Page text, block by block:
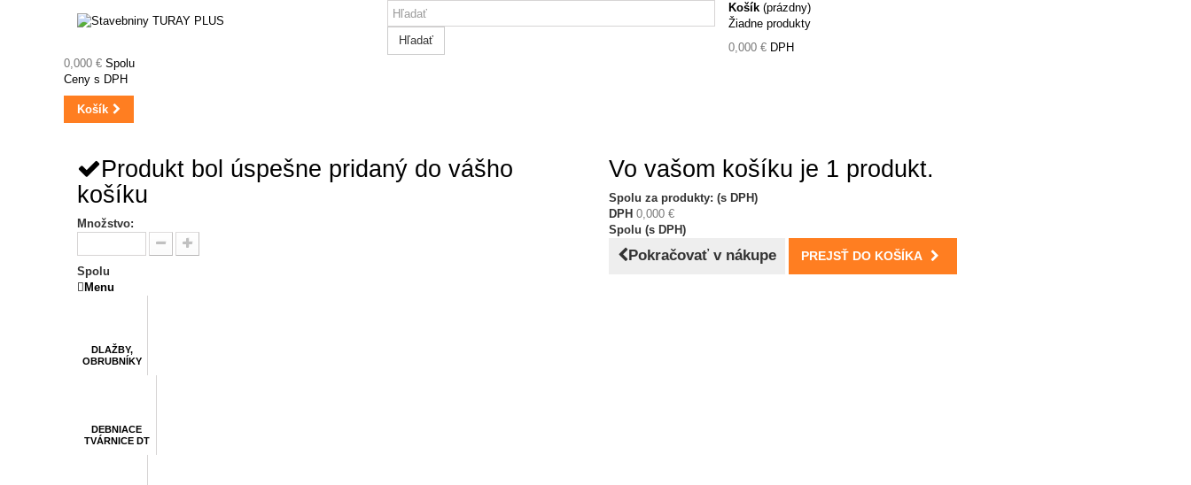
Hľadať
Košík (prázdny)
Žiadne produkty
0,000 € DPH
0,000 € Spolu
Ceny s DPH
Košík
Produkt bol úspešne pridaný do vášho
košíku
Množstvo:
Spolu
Vo vašom košíku je 1 produkt.
Spolu za produkty: (s DPH)
DPH 0,000 €
Spolu (s DPH)
Pokračovať v nákupe PREJSŤ DO KOŠÍKA
Menu
DLAŽBY,
OBRUBNÍKY
DEBNIACE
TVÁRNICE DT